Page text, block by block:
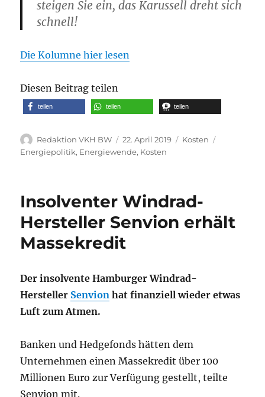
steigen Sie ein, das Karussell dreht sich
schnell!
Die Kolumne hier lesen
Diesen Beitrag teilen
teilen teilen teilen
Autor
Redaktion VKH BW
Veröffentlicht
am
22. April 2019 Kategorien
Kosten
Energiepolitik, Energiewende, Kosten
Insolventer Windrad-
Hersteller Senvion erhält
Massekredit
Der insolvente Hamburger Windrad-
Hersteller Senvion hat finanziell wieder etwas
Luft zum Atmen.
Banken und Hedgefonds hätten dem
Unternehmen einen Massekredit über 100
Millionen Euro zur Verfügung gestellt, teilte
Senvion mit.